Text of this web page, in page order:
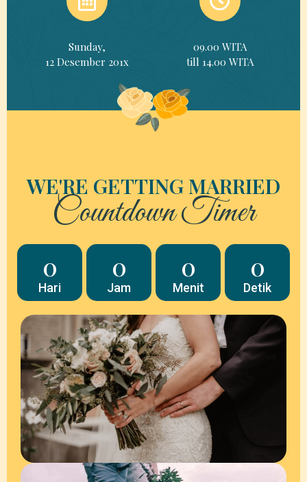
Sunday,
12 Desember 201x
09.00 WITA
till 14.00 WITA
WE'RE GETTING MARRIED
Countdown Timer
0
Hari
0
Jam
0
Menit
0
Detik